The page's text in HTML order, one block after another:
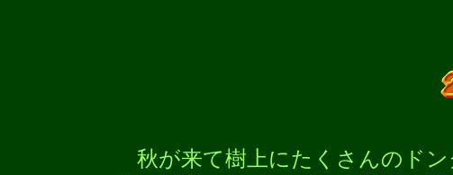
秋が来て樹上にたくさんのドン